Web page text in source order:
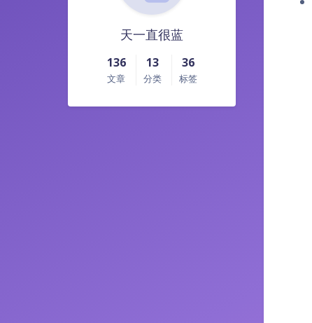
天一直很蓝
136
文章
13
分类
36
标签